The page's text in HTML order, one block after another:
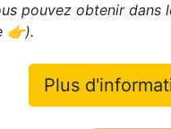
pouvez obtenir dans
👉).
Plus